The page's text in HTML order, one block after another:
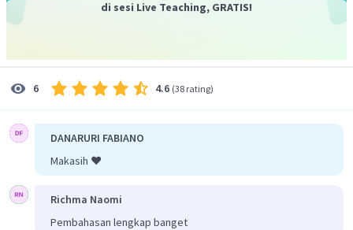
di sesi Live Teaching, GRATIS!
6 4.6 (38 rating)
DANARURI FABIANO
Makasih ❤️
Richma Naomi
Pembahasan lengkap banget